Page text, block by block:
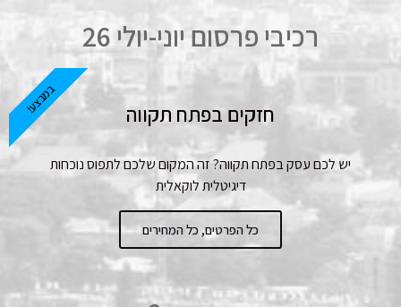
רכיבי פרסום יוני-יולי 26
חזקים בפתח תקווה
יש לכם עסק בפתח תקווה? זה המקום שלכם לתפוס נוכחות
דיגיטלית לוקאלית
כל הפרטים, כל המחירים
במבצע!